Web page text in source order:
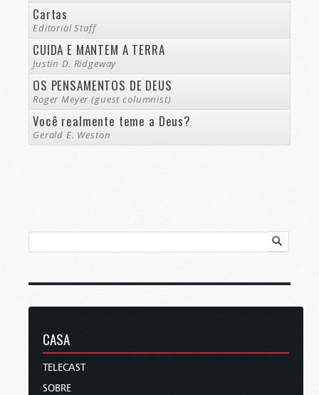
Cartas
Editorial Staff
CUIDA E MANTEM A TERRA
Justin D. Ridgeway
OS PENSAMENTOS DE DEUS
Roger Meyer (guest columnist)
Você realmente teme a Deus?
Gerald E. Weston
CASA
TELECAST
SOBRE